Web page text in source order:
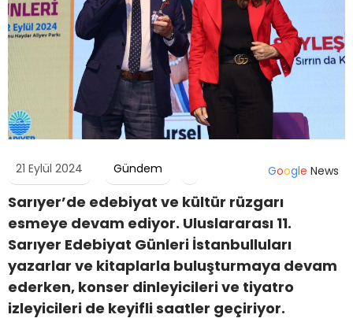
21 Eylül 2024 Gündem Google News
Sarıyer’de edebiyat ve kültür rüzgarı
esmeye devam ediyor. Uluslararası 11.
Sarıyer Edebiyat Günleri İstanbulluları
yazarlar ve kitaplarla buluşturmaya devam
ederken, konser dinleyicileri ve tiyatro
izleyicileri de keyifli saatler geçiriyor.